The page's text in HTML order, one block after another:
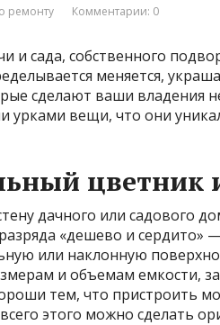
ремонту Комментарии: 0
и сада, собственного
меняется,
сделают ваши
урками вещи, что они
цветник
дачного или садового
«дешево и сердито»
или наклонную
и объемам емкости,
тем, что пристроить
этого можно сделать